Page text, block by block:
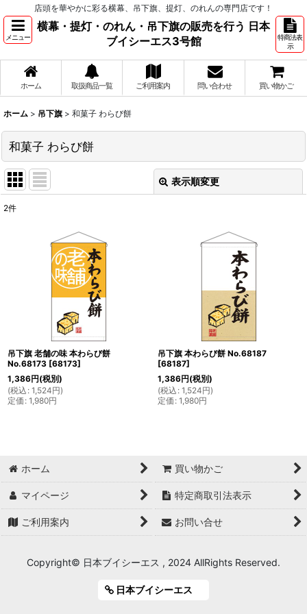
店頭を華やかに彩る横幕、吊下旗、提灯、のれんの専門店です！
メニュー
横幕・提灯・のれん・吊下旗の販売を行う 日本
ブイシーエス3号館
特商法表
示
ホーム 取扱商品一覧 ご利用案内 問い合わせ 買い物かご
ホーム > 吊下旗 > 和菓子 わらび餅
和菓子 わらび餅
表示順変更
2件
吊下旗 老舗の味 本わらび餅
No.68173 [68173]
1,386円(税別)
(税込 : 1,524円)
定価 : 1,980円
吊下旗 本わらび餅 No.68187
[68187]
1,386円(税別)
(税込 : 1,524円)
定価 : 1,980円
ホーム 買い物かご
マイページ 特定商取引法表示
ご利用案内 お問い合せ
Copyright© 日本ブイシーエス , 2024 AllRights Reserved.
日本ブイシーエス